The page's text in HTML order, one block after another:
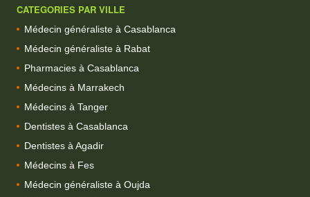
CATEGORIES PAR VILLE
Médecin généraliste à Casablanca
Médecin généraliste à Rabat
Pharmacies à Casablanca
Médecins à Marrakech
Médecins à Tanger
Dentistes à Casablanca
Dentistes à Agadir
Médecins à Fes
Médecin généraliste à Oujda